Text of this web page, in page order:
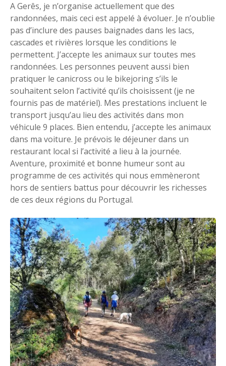
A Gerês, je n’organise actuellement que des
randonnées, mais ceci est appelé à évoluer. Je n’oublie
pas d’inclure des pauses baignades dans les lacs,
cascades et rivières lorsque les conditions le
permettent. J’accepte les animaux sur toutes mes
randonnées. Les personnes peuvent aussi bien
pratiquer le canicross ou le bikejoring s’ils le
souhaitent selon l’activité qu’ils choisissent (je ne
fournis pas de matériel). Mes prestations incluent le
transport jusqu’au lieu des activités dans mon
véhicule 9 places. Bien entendu, j’accepte les animaux
dans ma voiture. Je prévois le déjeuner dans un
restaurant local si l’activité a lieu à la journée.
Aventure, proximité et bonne humeur sont au
programme de ces activités qui nous emmèneront
hors de sentiers battus pour découvrir les richesses
de ces deux régions du Portugal.